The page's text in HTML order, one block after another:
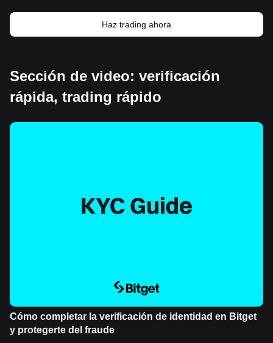
Haz trading ahora
Sección de video: verificación
rápida, trading rápido
Cómo completar la verificación de identidad en Bitget
y protegerte del fraude